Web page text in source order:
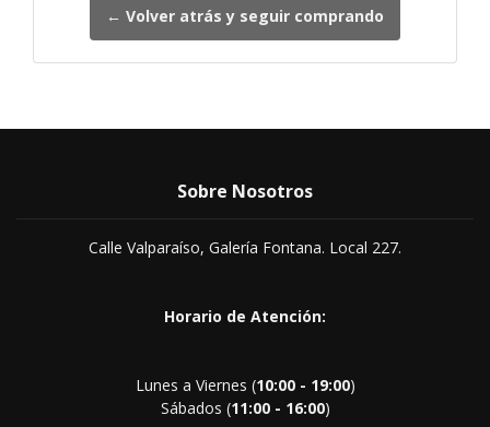
← Volver atrás y seguir comprando
Sobre Nosotros
Calle Valparaíso, Galería Fontana. Local 227.
Horario de Atención:
Lunes a Viernes (10:00 - 19:00)
Sábados (11:00 - 16:00)